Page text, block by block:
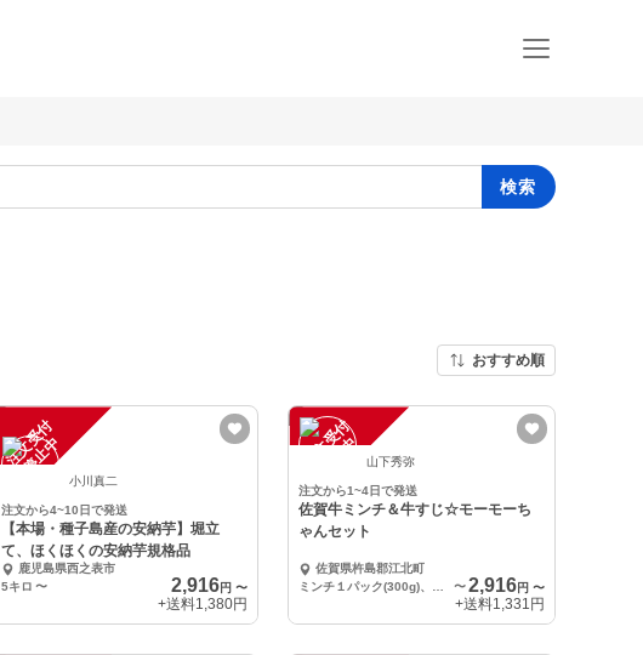
検索
おすすめ順
注
文
受
付
停
止
中
小川真二
注文から4~10日で発送
【本場・種子島産の安納芋】堀立
て、ほくほくの安納芋規格品
鹿児島県西之表市
5キロ 〜 2,916円〜
+送料1,380円
注
文
受
付
停
止
中 山下秀弥
注文から1~4日で発送
佐賀牛ミンチ＆牛すじ☆モーモーち
ゃんセット
佐賀県杵島郡江北町
〜2,916円 〜
+送料1,331円